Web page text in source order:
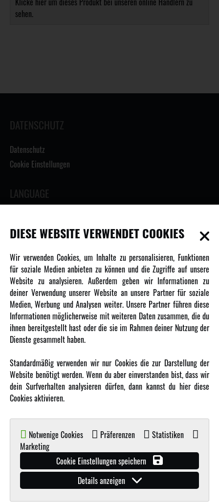
sehen.
DATENSCHUTZ
Datenschutz
Cookie Einstellungen
LANGUAGE
INFORMATIONEN
Newsletter
Über uns
Karriere
Amewi Kataloge
AMXRacing - Qualitäts RC-Zubehör
Amewi Construction - Nutzfahrzeuge
Amewi B2B-Shop
DIESE WEBSITE VERWENDET COOKIES
Wir verwenden Cookies, um Inhalte zu personalisieren, Funktionen
für soziale Medien anbieten zu können und die Zugriffe auf unsere
Website zu analysieren. Außerdem geben wir Informationen zu
deiner Verwendung unserer Website an unsere Partner für soziale
Medien, Werbung und Analysen weiter. Unsere Partner führen diese
Informationen möglicherweise mit weiteren Daten zusammen, die du
ihnen bereitgestellt hast oder die sie im Rahmen deiner Nutzung der
Dienste gesammelt haben.
Standardmäßig verwenden wir nur Cookies die zur Darstellung der
Website benötigt werden. Wenn du aber einverstanden bist, dass wir
dein Surfverhalten analysieren dürfen, dann kannst du hier diese
Cookies aktivieren.
Notwenige Cookies Präferenzen
Statistiken
Marketing
Cookie Einstellungen speichern
Details anzeigen